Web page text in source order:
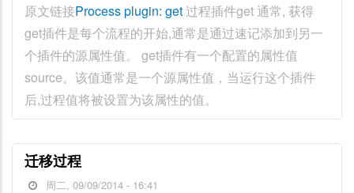
原文链接Process plugin: get过程插件get 通常, 获得
get插件是每个流程的开始,通常是通过速记添加到另一
个插件的源属性值。 get插件有一个配置的属性值
source。该值通常是一个源属性值，当运行这个插件
后,过程值将被设置为该属性的值。
迁移过程
周二, 09/09/2014 - 16:41